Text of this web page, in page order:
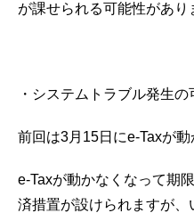
が課せられる可能性があり
・システムトラブル発生の
前回は3月15日にe-Taxが動
e-Taxが動かなくなって期
済措置が設けられますが、